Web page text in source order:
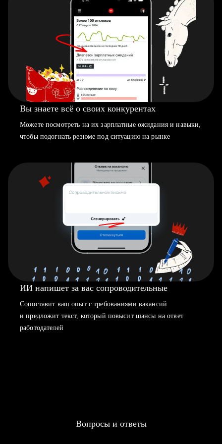
Вы знаете всё о своих конкурентах
Можете посмотреть на их зарплатные ожидания и навыки,
чтобы подогнать резюме под ситуацию на рынке
ИИ напишет за вас сопроводительные
Сопоставит ваш опыт с требованиями вакансий
и предложит текст, который повысит шансы на ответ
работодателей
Вопросы и ответы